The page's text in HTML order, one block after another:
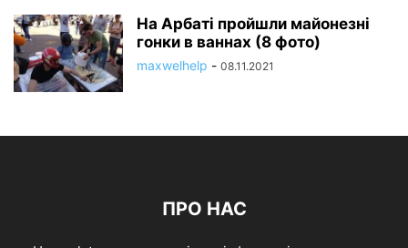
На Арбаті пройшли майонезні
гонки в ваннах (8 фото)
maxwelhelp - 08.11.2021
ПРО НАС